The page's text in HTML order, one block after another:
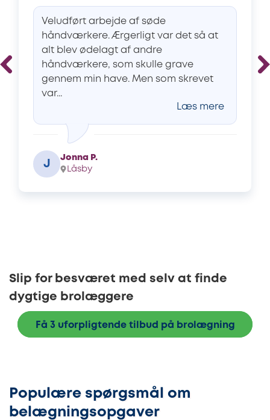
Veludført arbejde af søde
håndværkere. Ærgerligt var det så at
alt blev ødelagt af andre
håndværkere, som skulle grave
gennem min have. Men som skrevet
var...
Læs mere
J
Jonna P.
Låsby
Slip for besværet med selv at finde
dygtige brolæggere
Få 3 uforpligtende tilbud på brolægning
Populære spørgsmål om
belægningsopgaver